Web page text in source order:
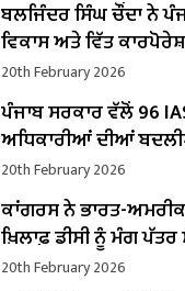
ਬਲਜਿੰਦਰ ਸਿੰਘ ਚੌਂਦਾ ਨੇ
ਵਿਕਾਸ ਅਤੇ ਵਿੱਤ
ਸੰਭਾਲਿਆ ਕਾਰਜਭਾਰ
20th February 2026
ਪੰਜਾਬ ਸਰਕਾਰ ਵੱਲੋਂ 96
ਅਧਿਕਾਰੀਆਂ ਦੀਆਂ
20th February 2026
ਕਾਂਗਰਸ ਨੇ ਭਾਰਤ-
ਖ਼ਿਲਾਫ਼ ਡੀਸੀ ਨੂੰ ਮੰਗ
20th February 2026